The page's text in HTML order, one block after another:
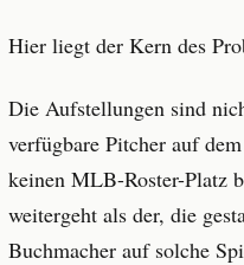
Hier liegt der Kern des
Die Aufstellungen sind
verfügbare Pitcher auf
keinen MLB-Roster-Platz
weitergeht als der, die
Buchmacher auf solche